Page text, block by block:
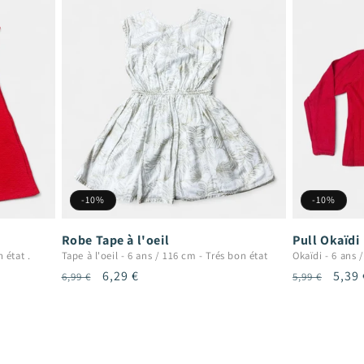
état .
-10%
Robe Tape à l'oeil
Tape à l'oeil -6 ans / 116 cm -Trés bon état
Prix
6,99 €
Prix
6,29 €
-10%
Pull Okaïdi
Okaïdi -6 ans
Prix
5,99 €
Prix
5,39